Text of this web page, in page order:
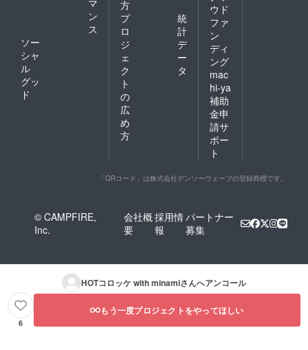
マ
ン
ス
ソー
シャ
ル
グッ
ド
方
プ
ロ
ジ
ェ
ク
ト
の
広
め
方
統
計
デ
ー
タ
ウド
ファ
ン
ディ
ング
mac
hi-ya
補助
金申
請サ
ポー
ト
「QRコード」は株式会社デンソーウェーブの登録商標です。
© CAMPFIRE,
Inc.
会社概
要
採用情
報
パートナー
募集
HOTコロッケ with minamiさんへアンコール
6
もう一度プロジェクトをやってほしい